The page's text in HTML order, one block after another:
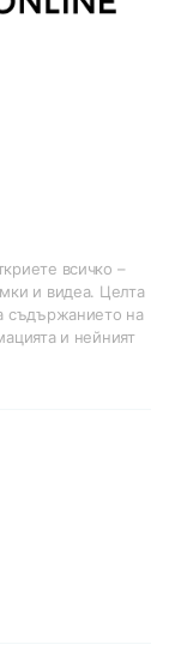
всичко –
и видеа. Целта
съдържанието на
и нейният